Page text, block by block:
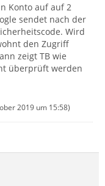
Konto auf auf 2
sendet nach der
Wird
den Zugriff
zeigt TB wie
überprüft werden
2019 um 15:58)